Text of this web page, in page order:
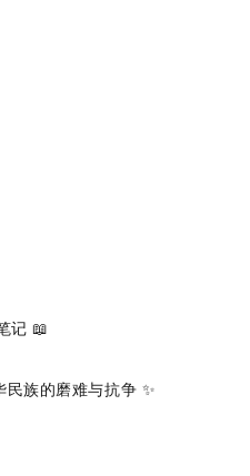
记 ‌ 📖
民族的磨难与抗争 ‌ ✨